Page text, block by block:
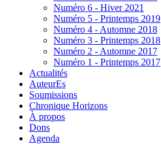
Numéro 6 - Hiver 2021
Numéro 5 - Printemps 2019
Numéro 4 - Automne 2018
Numéro 3 - Printemps 2018
Numéro 2 - Automne 2017
Numéro 1 - Printemps 2017
Actualités
AuteurEs
Soumissions
Chronique Horizons
À propos
Dons
Agenda